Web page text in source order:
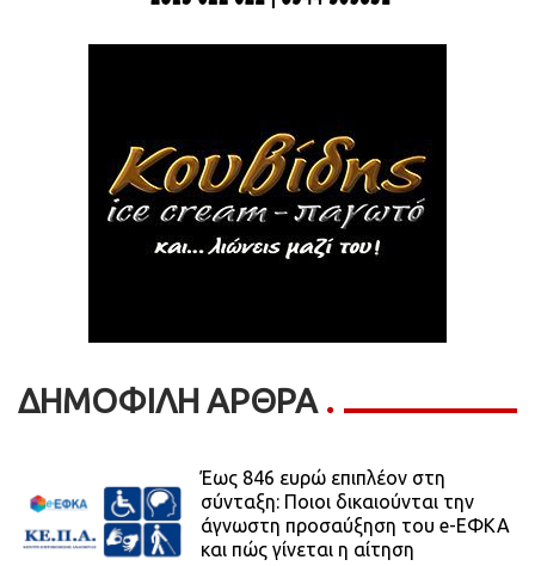
ΔΗΜΟΦΙΛΗ ΑΡΘΡΑ
Έως 846 ευρώ επιπλέον στη
σύνταξη: Ποιοι δικαιούνται την
άγνωστη προσαύξηση του e-ΕΦΚΑ
και πώς γίνεται η αίτηση